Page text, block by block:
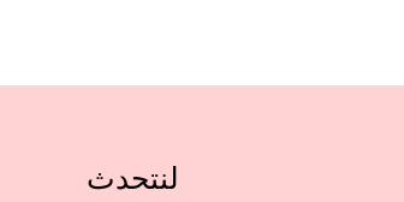
لنتحدث